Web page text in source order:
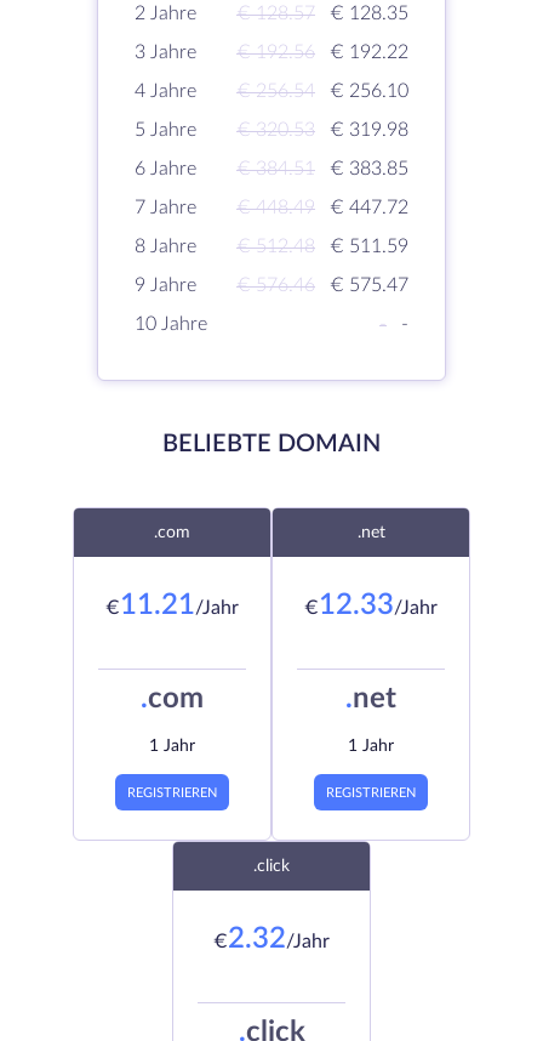
2 Jahre
€ 128.57
€ 128.35
3 Jahre
€ 192.56
€ 192.22
4 Jahre
€ 256.54
€ 256.10
5 Jahre
€ 320.53
€ 319.98
6 Jahre
€ 384.51
€ 383.85
7 Jahre
€ 448.49
€ 447.72
8 Jahre
€ 512.48
€ 511.59
9 Jahre
€ 576.46
€ 575.47
10 Jahre
- -
BELIEBTE DOMAIN
.com
€11.21/Jahr
.com
1 Jahr
REGISTRIEREN
.net
€12.33/Jahr
.net
1 Jahr
REGISTRIEREN
.click
€2.32/Jahr
.click